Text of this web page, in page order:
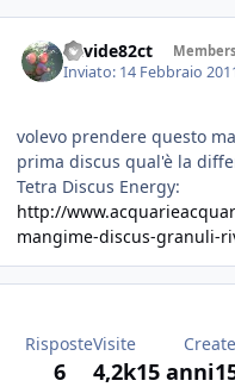
davide82ct Members
Inviato: 14 Febbraio
volevo prendere questo
prima discus qual'è la
Tetra Discus Energy:
http://
mangime-discus-granuli-
Risposte
6
Visite
4,2k15 anni